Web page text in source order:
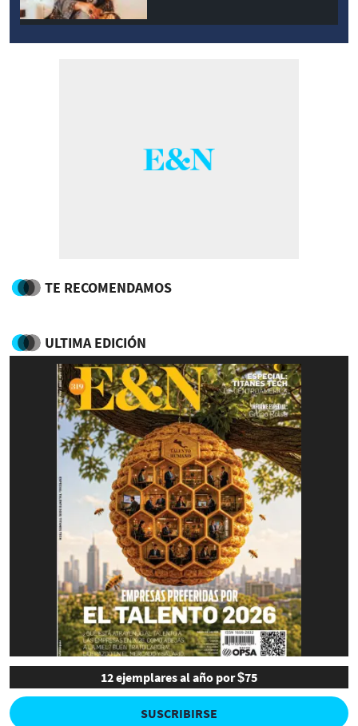
TE RECOMENDAMOS
ULTIMA EDICIÓN
12 ejemplares al año por $75
SUSCRIBIRSE